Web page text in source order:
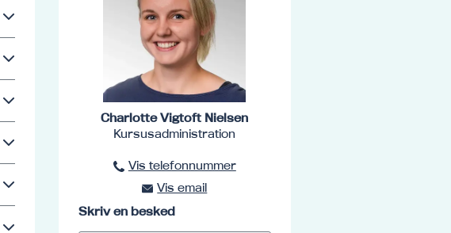
Charlotte Vigtoft Nielsen
Kursusadministration
Vis telefonnummer
96801516
Vis emailkursus@ucrs.dk
Skriv en besked